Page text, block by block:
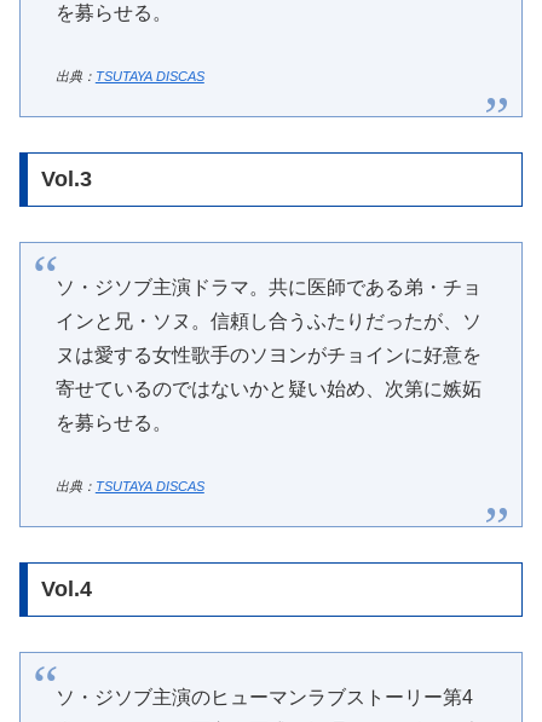
を募らせる。
出典： TSUTAYA DISCAS
Vol.3
ソ・ジソブ主演ドラマ。共に医師である弟・チョ
インと兄・ソヌ。信頼し合うふたりだったが、ソ
ヌは愛する女性歌手のソヨンがチョインに好意を
寄せているのではないかと疑い始め、次第に嫉妬
を募らせる。
出典： TSUTAYA DISCAS
Vol.4
ソ・ジソブ主演のヒューマンラブストーリー第4